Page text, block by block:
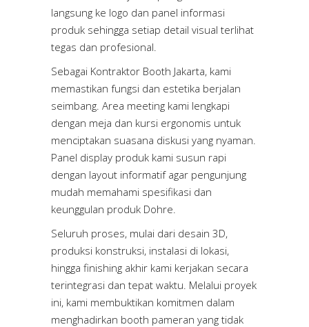
langsung ke logo dan panel informasi
produk sehingga setiap detail visual terlihat
tegas dan profesional.
Sebagai Kontraktor Booth Jakarta, kami
memastikan fungsi dan estetika berjalan
seimbang. Area meeting kami lengkapi
dengan meja dan kursi ergonomis untuk
menciptakan suasana diskusi yang nyaman.
Panel display produk kami susun rapi
dengan layout informatif agar pengunjung
mudah memahami spesifikasi dan
keunggulan produk Dohre.
Seluruh proses, mulai dari desain 3D,
produksi konstruksi, instalasi di lokasi,
hingga finishing akhir kami kerjakan secara
terintegrasi dan tepat waktu. Melalui proyek
ini, kami membuktikan komitmen dalam
menghadirkan booth pameran yang tidak